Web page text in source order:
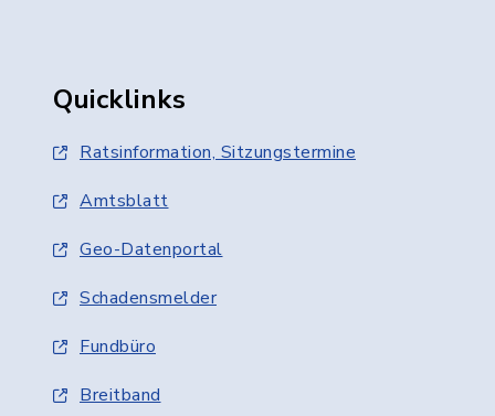
Quicklinks
Ratsinformation, Sitzungstermine
Amtsblatt
Geo-Datenportal
Schadensmelder
Fundbüro
Breitband